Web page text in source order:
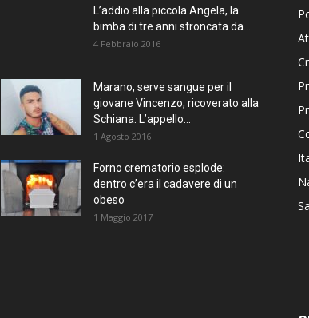
L’addio alla piccola Angela, la
bimba di tre anni stroncata da...
4 Febbraio 2016
Marano, serve sangue per il
giovane Vincenzo, ricoverato alla
Schiana. L’appello...
1 Agosto 2016
Forno crematorio esplode:
dentro c’era il cadavere di un
obeso
1 Maggio 2017